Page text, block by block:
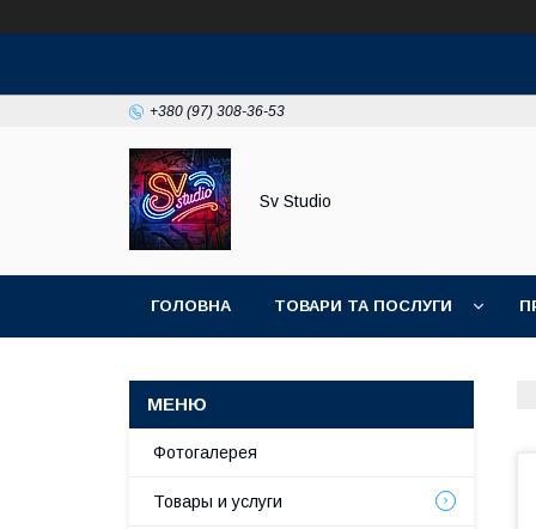
+380 (97) 308-36-53
Sv Studio
ГОЛОВНА ТОВАРИ ТА ПОСЛУГИ
Фотогалерея
Товары и услуги